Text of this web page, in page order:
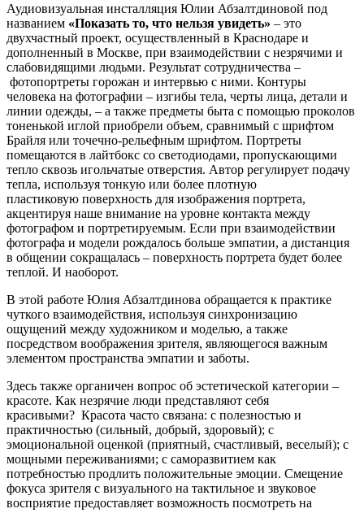
Аудиовизуальная инсталляция Юлии Абзалтдиновой под
названием «Показать то, что нельзя увидеть» – это
двухчастный проект, осуществленный в Краснодаре и
дополненный в Москве, при взаимодействии с незрячими и
слабовидящими людьми. Результат сотрудничества –
фотопортреты горожан и интервью с ними. Контуры
человека на фотографии – изгибы тела, черты лица, детали и
линии одежды, – а также предметы быта с помощью проколов
тоненькой иглой приобрели объем, сравнимый с шрифтом
Брайля или точечно-рельефным шрифтом. Портреты
помещаются в лайтбокс со светодиодами, пропускающими
тепло сквозь игольчатые отверстия. Автор регулирует подачу
тепла, используя тонкую или более плотную
пластиковую поверхность для изображения портрета,
акцентируя наше внимание на уровне контакта между
фотографом и портретируемым. Если при взаимодействии
фотографа и модели рождалось больше эмпатии, а дистанция
в общении сокращалась – поверхность портрета будет более
теплой. И наоборот.
В этой работе Юлия Абзалтдинова обращается к практике
чуткого взаимодействия, используя синхронизацию
ощущений между художником и моделью, а также
посредством воображения зрителя, являющегося важным
элементом пространства эмпатии и заботы.
Здесь также органичен вопрос об эстетической категории –
красоте. Как незрячие люди представляют себя
красивыми? Красота часто связана: с полезностью и
практичностью (сильный, добрый, здоровый); с
эмоциональной оценкой (приятный, счастливый, веселый); с
мощными переживаниями; с саморазвитием как
потребностью продлить положительные эмоции. Смещение
фокуса зрителя с визуального на тактильное и звуковое
восприятие предоставляет возможность посмотреть на